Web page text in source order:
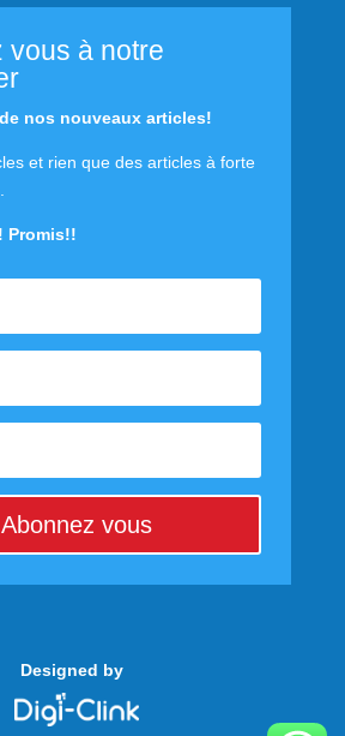
vous à notre
nos nouveaux articles!
et rien que des articles à forte
Promis!!
Abonnez vous
Designed by